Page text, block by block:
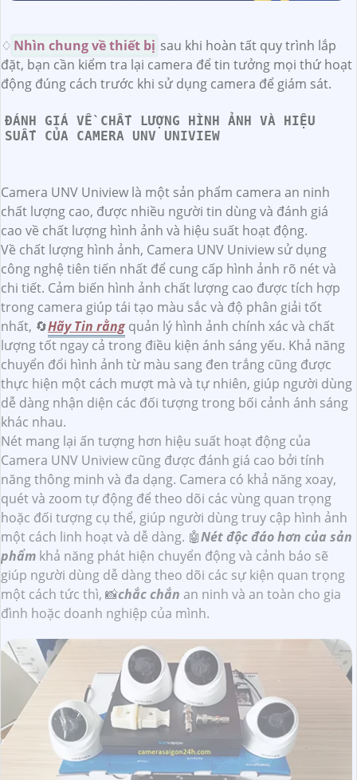
♢ Nhìn chung về thiết bị sau khi hoàn tất quy trình lắp
đặt, bạn cần kiểm tra lại camera để tin tưởng mọi thứ hoạt
động đúng cách trước khi sử dụng camera để giám sát.
ĐÁNH GIÁ VỀ CHẤT LƯỢNG HÌNH ẢNH VÀ HIỆU
SUẤT CỦA CAMERA UNV UNIVIEW
Camera UNV Uniview là một sản phẩm camera an ninh
chất lượng cao, được nhiều người tin dùng và đánh giá
cao về chất lượng hình ảnh và hiệu suất hoạt động.
Về chất lượng hình ảnh, Camera UNV Uniview sử dụng
công nghệ tiên tiến nhất để cung cấp hình ảnh rõ nét và
chi tiết. Cảm biến hình ảnh chất lượng cao được tích hợp
trong camera giúp tái tạo màu sắc và độ phân giải tốt
nhất, 🔄Hãy Tin rằngquản lý hình ảnh chính xác và chất
lượng tốt ngay cả trong điều kiện ánh sáng yếu. Khả năng
chuyển đổi hình ảnh từ màu sang đen trắng cũng được
thực hiện một cách mượt mà và tự nhiên, giúp người dùng
dễ dàng nhận diện các đối tượng trong bối cảnh ánh sáng
khác nhau.
Nét mang lại ấn tượng hơn hiệu suất hoạt động của
Camera UNV Uniview cũng được đánh giá cao bởi tính
năng thông minh và đa dạng. Camera có khả năng xoay,
quét và zoom tự động để theo dõi các vùng quan trọng
hoặc đối tượng cụ thể, giúp người dùng truy cập hình ảnh
một cách linh hoạt và dễ dàng. 🤖️Nét độc đáo hơn của sản
phẩm khả năng phát hiện chuyển động và cảnh báo sẽ
giúp người dùng dễ dàng theo dõi các sự kiện quan trọng
một cách tức thì, 📸chắc chắn an ninh và an toàn cho gia
đình hoặc doanh nghiệp của mình.